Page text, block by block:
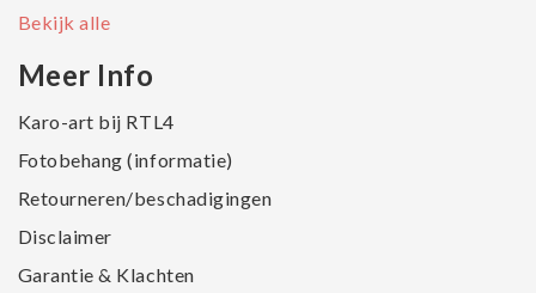
Bekijk alle
Meer Info
Karo-art bij RTL4
Fotobehang (informatie)
Retourneren/beschadigingen
Disclaimer
Garantie & Klachten